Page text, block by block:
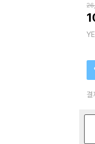
결